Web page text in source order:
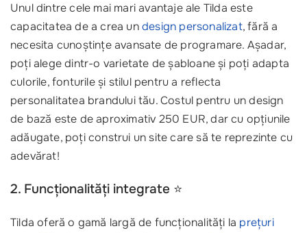
Unul dintre cele mai mari avantaje ale Tilda este
capacitatea de a crea undesign personalizat, fără a
necesita cunoștințe avansate de programare. Așadar,
poți alege dintr-o varietate de șabloane și poți adapta
culorile, fonturile și stilul pentru a reflecta
personalitatea brandului tău. Costul pentru un design
de bază este de aproximativ 250 EUR, dar cu opțiunile
adăugate, poți construi un site care să te reprezinte cu
adevărat!
2. Funcționalități integrate ⭐️
Tilda oferă o gamă largă de funcționalități la prețuri